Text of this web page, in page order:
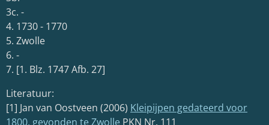
3c. -
4. 1730 - 1770
5. Zwolle
6. -
7. [1. Blz. 1747 Afb. 27]
Literatuur:
[1] Jan van Oostveen (2006) Kleipijpen gedateerd voor
1800, gevonden te Zwolle PKN Nr. 111